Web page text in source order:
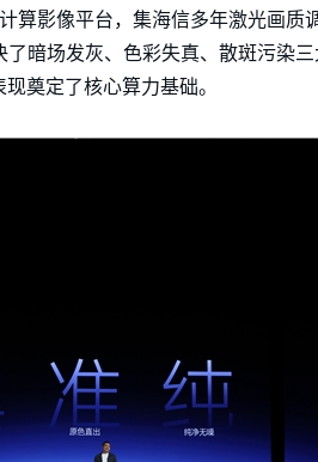
算影像平台，集海信多年激光画
暗场发灰、色彩失真、散斑污染
奠定了核心算力基础。